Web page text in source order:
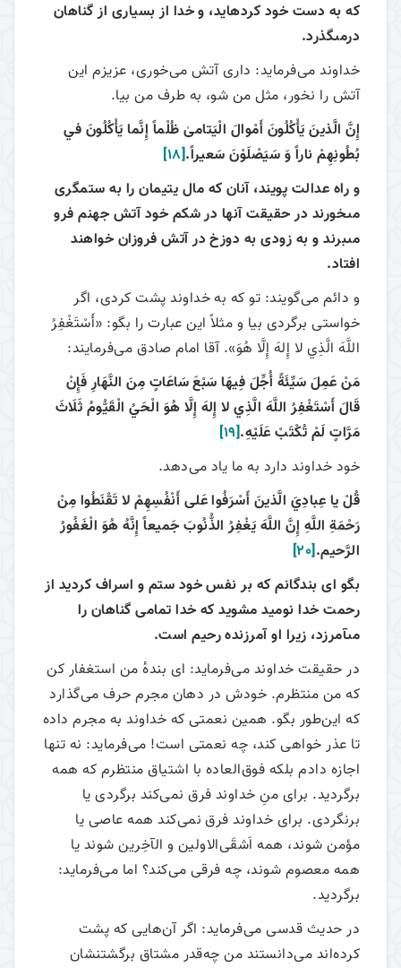
كه به دست خود كرده‏ايد، و خدا از بسيارى از گناهان
درمى‏گذرد.
خداوند می‌فرماید: داری آتش می‌خوری، عزیزم این
آتش را نخور، مثل من شو، به طرف من بیا.
إِنَّ الَّذينَ يَأْكُلُونَ أَمْوالَ الْيَتامىٰ‏ ظُلْماً إِنَّما يَأْكُلُونَ في‏
بُطُونِهِمْ ناراً وَ سَيَصْلَوْنَ سَعيراً.[18]
و راه عدالت پويند، آنان كه مال يتيمان را به ستمگرى
مى‏خورند در حقيقت آنها در شكم خود آتش جهنم فرو
مى‏برند و به زودى به دوزخ در آتش فروزان خواهند
افتاد.
و دائم می‌گویند: تو که به خداوند پشت کردی، اگر
خواستی برگردی بیا و مثلاً این عبارت را بگو: «أَسْتَغْفِرُ
اللَّهَ‏ الَّذِي‏ لا إِلهَ‏ إِلَّا هُوَ». آقا امام صادق می‌فرمایند:
مَنْ عَمِلَ سَيِّئَةً أُجِّلَ فِيهَا سَبْعَ سَاعَاتٍ مِنَ النَّهَارِ فَإِنْ
قَالَ أَسْتَغْفِرُ اللَّهَ‏ الَّذِي‏ لا إِلهَ‏ إِلَّا هُوَ الْحَيُ‏ الْقَيُّومُ‏ ثَلَاثَ
مَرَّاتٍ لَمْ تُكْتَبْ عَلَيْهِ.[19]
خود خداوند دارد به ما یاد می‌دهد.
قُلْ يا عِبادِيَ الَّذينَ أَسْرَفُوا عَلى‏ أَنْفُسِهِمْ لا تَقْنَطُوا مِنْ
رَحْمَةِ اللَّهِ إِنَّ اللَّهَ يَغْفِرُ الذُّنُوبَ جَميعاً إِنَّهُ هُوَ الْغَفُورُ
الرَّحيم.[20]
بگو اى بندگانم كه بر نفس خود ستم و اسراف كرديد از
رحمت خدا نوميد مشويد كه خدا تمامى گناهان را
مى‏آمرزد، زيرا او آمرزنده رحيم است.
در حقیقت خداوند می‌فرماید: ای بندهٔ من استغفار کن
که من منتظرم. خودش در دهان مجرم حرف می‌گذارد
که این‌طور بگو. همین نعمتی که خداوند به مجرم داده
تا عذر خواهی کند، چه نعمتی است! می‌فرماید: نه تنها
اجازه دادم بلکه فوق‌العاده با اشتیاق منتظرم که همه
برگردید. برای منِ خداوند فرق نمی‌کند برگردی یا
برنگردی. برای خداوند فرق نمی‌کند همه عاصی یا
مؤمن شوند، همه اَشقَی‌الاولین و الآخِرین شوند یا
همه معصوم شوند، چه فرقی می‌کند؟ اما می‌فرماید:
برگردید.
در حدیث قدسی می‌فرماید: اگر آن‌هایی که پشت
کرده‌اند می‌دانستند من چه‌قدر مشتاق برگشتنشان